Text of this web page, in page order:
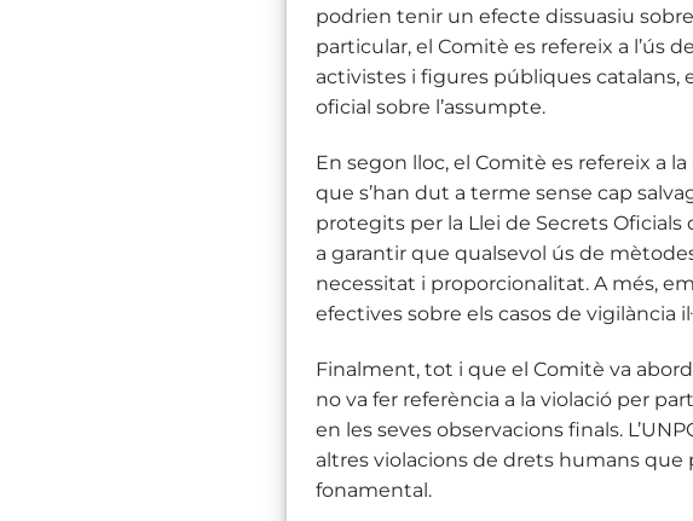
podrien tenir un efecte dissuasiu
particular, el Comitè es refereix a l’ús
activistes i figures públiques catalans,
oficial sobre l’assumpte.
En segon lloc, el Comitè es refereix a
que s’han dut a terme sense cap
protegits per la Llei de Secrets Oficials
a garantir que qualsevol ús de
necessitat i proporcionalitat. A més,
efectives sobre els casos de vigilància
Finalment, tot i que el Comitè va
no va fer referència a la violació per
en les seves observacions finals.
altres violacions de drets humans que
fonamental.